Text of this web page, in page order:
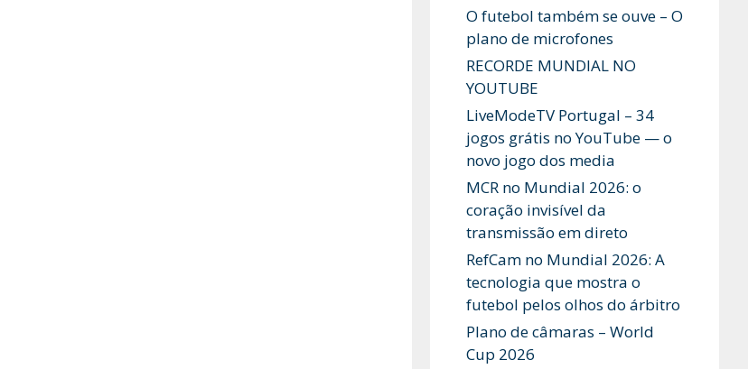
O futebol também se ouve – O
plano de microfones
RECORDE MUNDIAL NO
YOUTUBE
LiveModeTV Portugal – 34
jogos grátis no YouTube — o
novo jogo dos media
MCR no Mundial 2026: o
coração invisível da
transmissão em direto
RefCam no Mundial 2026: A
tecnologia que mostra o
futebol pelos olhos do árbitro
Plano de câmaras – World
Cup 2026